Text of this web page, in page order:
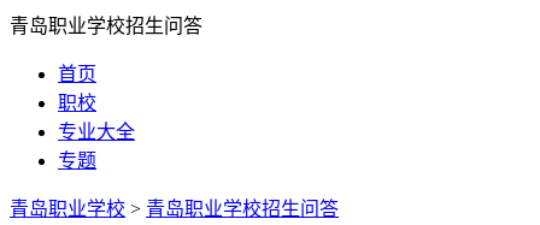
青岛职业学校招生问答
首页
职校
专业大全
专题
青岛职业学校 > 青岛职业学校招生问答